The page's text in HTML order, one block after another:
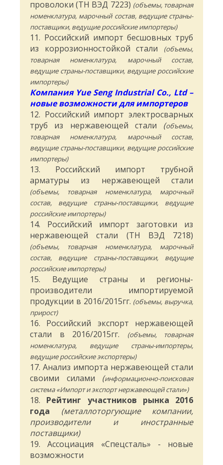
проволоки (ТН ВЭД 7223) (объемы, товарная
номенклатура, марочный состав, ведущие страны-
поставщики, ведущие российские импортеры)
11. Российский импорт бесшовных труб
из коррозионностойкой стали
(объемы,
товарная номенклатура, марочный состав,
ведущие страны-поставщики, ведущие российские
импортеры)
Компания Yue Seng Industrial Co., Ltd–
новые возможности для импортеров
12. Российский импорт электросварных
труб из нержавеющей стали (объемы,
товарная номенклатура, марочный состав,
ведущие страны-поставщики, ведущие российские
импортеры)
13. Российский импорт трубной
арматуры из нержавеющей стали
(объемы, товарная номенклатура, марочный
состав, ведущие страны-поставщики, ведущие
российские импортеры)
14. Российский импорт заготовки из
нержавеющей стали (ТН ВЭД 7218)
(объемы, товарная номенклатура, марочный
состав, ведущие страны-поставщики, ведущие
российские импортеры)
15. Ведущие страны и регионы-
производители импортируемой
продукции в 2016/2015гг. (объемы, выручка,
прирост)
16. Российский экспорт нержавеющей
стали в 2016/2015гг.
(объемы, товарная
номенклатура, ведущие страны-импортеры,
ведущие российские экспортеры)
17. Анализ импорта нержавеющей стали
своими силами (информационно-поисковая
система «Импорт и экспорт нержавеющей стали»)
18. Рейтинг участников рынка 2016
года
(металлоторгующие компании,
производители и иностранные
поставщики)
19. Ассоциация «Спецсталь» - новые
возможности